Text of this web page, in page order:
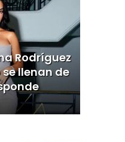
Rodríguez
llenan de